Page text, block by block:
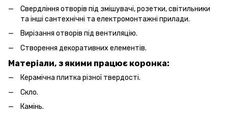
Свердління отворів під змішувачі, розетки, світильники
та інші сантехнічні та електромонтажні прилади.
Вирізання отворів під вентиляцію.
Створення декоративних елементів.
Матеріали, з якими працює коронка:
Керамічна плитка різної твердості.
Скло.
Камінь.